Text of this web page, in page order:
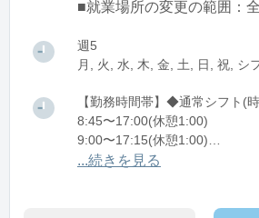
■就業場所の変更の範囲：
週5
月, 火, 水, 木, 金, 土, 日, 祝, シ
【勤務時間帯】◆通常シフト(
8:45〜17:00(休憩1:00)
9:00〜17:15(休憩1:00)
10:00〜18:15(休憩1:00)
...続きを見る